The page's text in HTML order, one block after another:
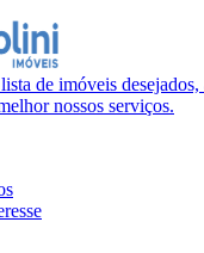
de imóveis
nossos serviços.